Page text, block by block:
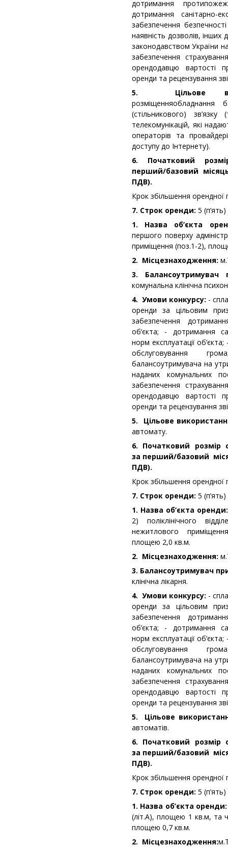
дотримання
дотримання санітарно-
забезпечення
наявність дозволів,
законодавством України на
забезпечення
орендодавцю вартості
оренди та рецензування
5. Цільове
розміщенняобладнання
(стільникового)
телекомунікацій, які
операторів та
доступу до Інтернету).
6. Початковий
перший/базовий
ПДВ).
Крок збільшення орендної
7. Строк оренди: 5
1. Назва об’єкта
першого поверху
приміщення (поз.1-2),
2. Місцезнаходження:
3. Балансоутримувач
комунальна клінічна
4. Умови конкурсу: -
оренди за цільовим
забезпечення
об’єкта; - дотримання
норм експлуатації
обслуговування
балансоутримувача на
наданих комунальних
забезпечення
орендодавцю вартості
оренди та рецензування
5. Цільове
автомату.
6. Початковий розмір
за перший/базовий
ПДВ).
Крок збільшення орендної
7. Строк оренди: 5
1. Назва об’єкта оренди:
2) поліклінічного
нежитлового
площею 2,0 кв.м.
2. Місцезнаходження:
3. Балансоутримувач
клінічна лікарня.
4. Умови конкурсу: -
оренди за цільовим
забезпечення
об’єкта; - дотримання
норм експлуатації
обслуговування
балансоутримувача на
наданих комунальних
забезпечення
орендодавцю вартості
оренди та рецензування
5. Цільове
автоматів.
6. Початковий розмір
за перший/базовий
ПДВ).
Крок збільшення орендної
7. Строк оренди: 5
1. Назва об’єкта оренди:
(літ.А), площею 1 кв.м, та
площею 0,7 кв.м.
2. Місцезнаходження: